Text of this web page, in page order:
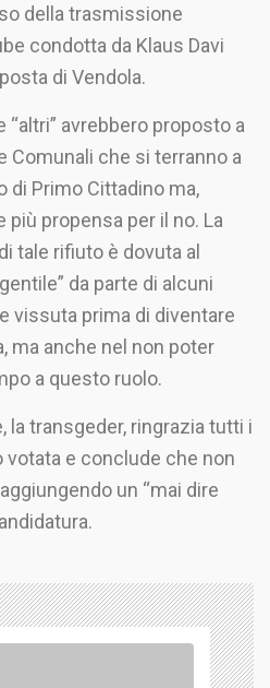
della trasmissione
condotta da Klaus Davi
di Vendola.
avrebbero proposto a
Comunali che si terranno a
di Primo Cittadino ma,
più propensa per il no. La
tale rifiuto è dovuta al
da parte di alcuni
vissuta prima di diventare
ma anche nel non poter
a questo ruolo.
la transgeder, ringrazia tutti i
votata e conclude che non
un “mai dire